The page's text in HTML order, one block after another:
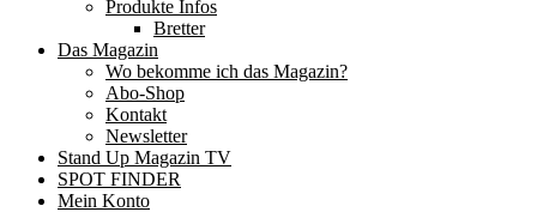
Produkte Infos
Bretter
Das Magazin
Wo bekomme ich das Magazin?
Abo-Shop
Kontakt
Newsletter
Stand Up Magazin TV
SPOT FINDER
Mein Konto